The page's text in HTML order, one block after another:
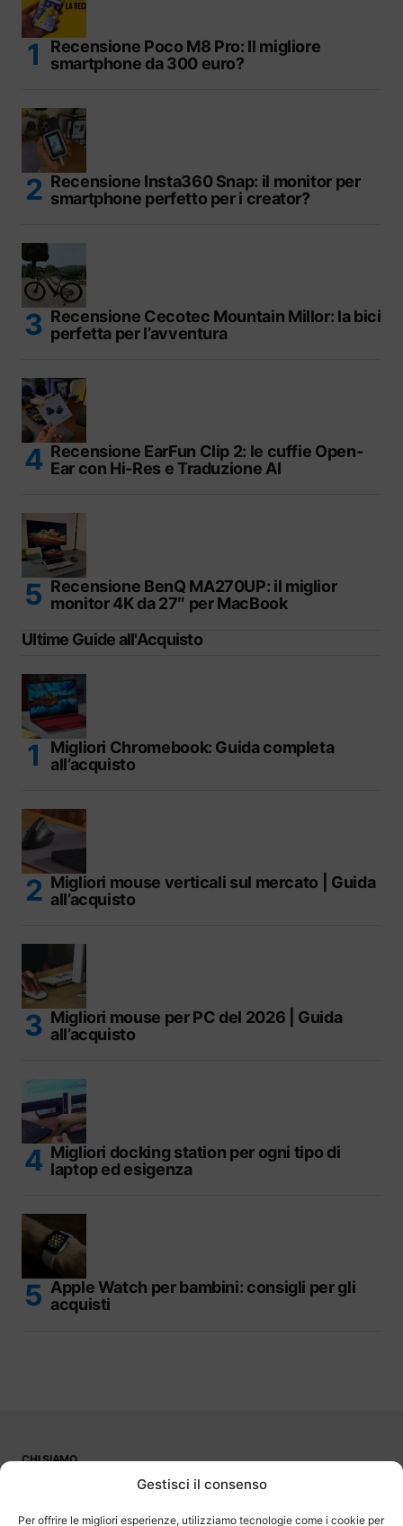
Gestisci il consenso
Per offrire le migliori esperienze, utilizziamo tecnologie come i cookie per
Recensione Poco M8 Pro: Il migliore
smartphone da 300 euro?
Recensione Insta360 Snap: il monitor per
smartphone perfetto per i creator?
Recensione Cecotec Mountain Millor: la bici
perfetta per l’avventura
Recensione EarFun Clip 2: le cuffie Open-
Ear con Hi-Res e Traduzione AI
Recensione BenQ MA270UP: il miglior
monitor 4K da 27″ per MacBook
Ultime Guide all'Acquisto
Migliori Chromebook: Guida completa
all’acquisto
Migliori mouse verticali sul mercato | Guida
all’acquisto
Migliori mouse per PC del 2026 | Guida
all’acquisto
Migliori docking station per ogni tipo di
laptop ed esigenza
Apple Watch per bambini: consigli per gli
acquisti
CHI SIAMO